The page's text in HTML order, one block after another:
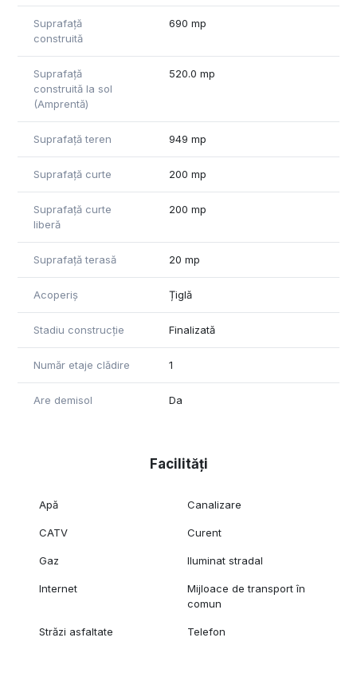
Suprafață
construită
690 mp
Suprafață
construită la sol
(Amprentă)
520.0 mp
Suprafață teren 949 mp
Suprafață curte 200 mp
Suprafață curte
liberă
200 mp
Suprafață terasă 20 mp
Acoperiș Țiglă
Stadiu construcție Finalizată
Număr etaje clădire 1
Are demisol Da
Facilități
Apă Canalizare
CATV Curent
Gaz Iluminat stradal
Internet
Mijloace de transport în
comun
Străzi asfaltate Telefon